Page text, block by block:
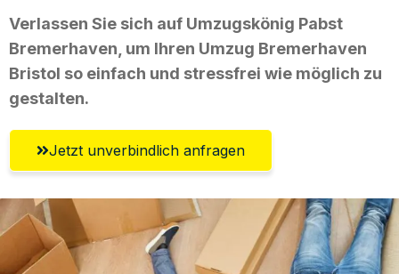
Verlassen Sie sich auf Umzugskönig Pabst
Bremerhaven, um Ihren Umzug Bremerhaven
Bristol so einfach und stressfrei wie möglich zu
gestalten.
Jetzt unverbindlich anfragen